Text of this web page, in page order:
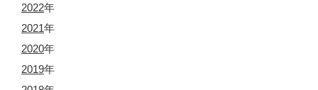
2022年
2021年
2020年
2019年